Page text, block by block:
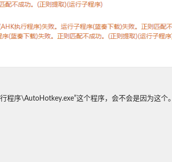
序\AutoHotkey.exe”这个程序，会不会是因为这个。